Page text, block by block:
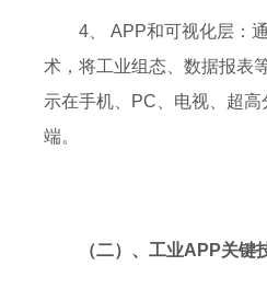
4、 APP和可视化层：
术，将工业组态、数据报表
示在手机、PC、电视、超
端。
（二）、工业APP关键